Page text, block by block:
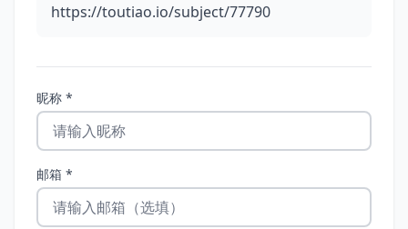
https://toutiao.io/subject/77790
昵称 *
邮箱 *